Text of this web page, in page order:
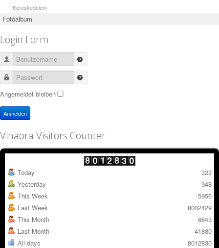
Kereskedelem
Fotóalbum
Login Form
Benutzername
Passwort
Angemeldet bleiben
Anmelden
Vinaora Visitors Counter
Today
Yesterday
This Week
Last Week
This Month
Last Month
All days
323
948
5956
8002429
6643
41880
8012830